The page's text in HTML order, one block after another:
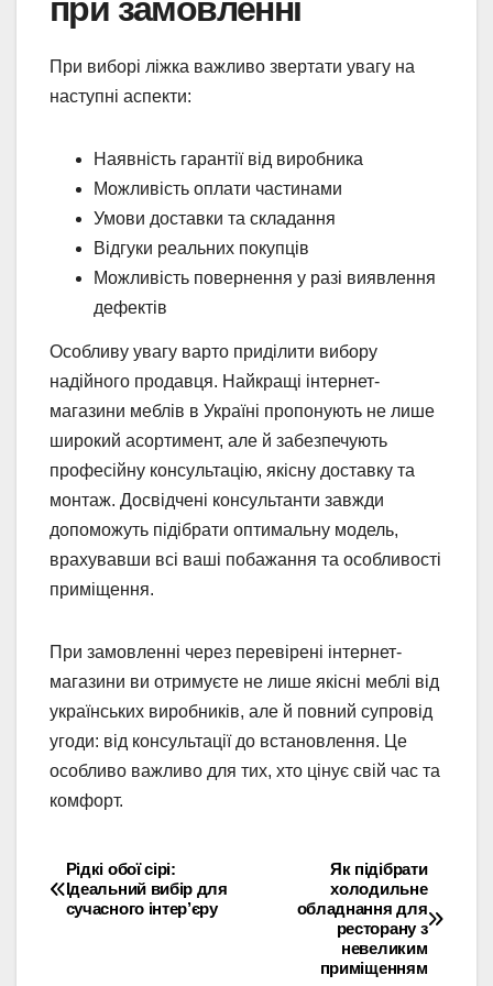
при замовленні
При виборі ліжка важливо звертати увагу на
наступні аспекти:
Наявність гарантії від виробника
Можливість оплати частинами
Умови доставки та складання
Відгуки реальних покупців
Можливість повернення у разі виявлення
дефектів
Особливу увагу варто приділити вибору
надійного продавця. Найкращі інтернет-
магазини меблів в Україні пропонують не лише
широкий асортимент, але й забезпечують
професійну консультацію, якісну доставку та
монтаж. Досвідчені консультанти завжди
допоможуть підібрати оптимальну модель,
врахувавши всі ваші побажання та особливості
приміщення.
При замовленні через перевірені інтернет-
магазини ви отримуєте не лише якісні меблі від
українських виробників, але й повний супровід
угоди: від консультації до встановлення. Це
особливо важливо для тих, хто цінує свій час та
комфорт.
Навігація
записів
Як підібрати
холодильне
обладнання для
ресторану з
невеликим
приміщенням
Рідкі обої сірі:
Ідеальний вибір для
сучасного інтер’єру